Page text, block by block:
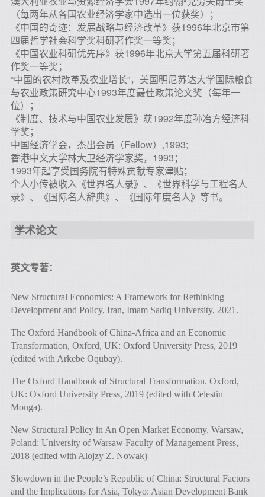
（每两年从各国农业经济学家中选出一位获奖）；
《中国的奇迹：发展战略与经济改革》获1996年北京市第
四届哲学社会科学奖科研著作奖一等奖；
《中国农业科研优先序》获1996年北京大学第五届科研著
作奖一等奖；
“中国的农村改革及农业增长”，美国明尼苏达大学国际粮食
与农业政策研究中心1993年度最佳政策论文奖（每年一
位）；
《制度、技术与中国农业发展》获1992年度孙冶方经济科
学奖；
中国经济学会，杰出会员（Fellow）,1993;
香港中文大学林大卫经济学家奖，1993；
1993年起享受国务院有特殊贡献专家津贴；
个人小传被收入《世界名人录》、《世界科学与工程名人
录》、《国际名人辞典》、《国际年度名人》等书。
学术论文
英文专著：
New Structural Economics: A Framework for Rethinking
Development and Policy, Iran, Imam Sadiq University, 2021.
The Oxford Handbook of China-Africa and an Economic
Transformation, Oxford, UK: Oxford University Press, 2019
(edited with Arkebe Oqubay).
The Oxford Handbook of Structural Transformation. Oxford,
UK: Oxford University Press, 2019 (edited with Celestin
Monga).
New Structural Policy in An Open Market Economy, Warsaw,
Poland: University of Warsaw Faculty of Management Press,
2018 (edited with Alojzy Z. Nowak)
Slowdown in the People’s Republic of China: Structural Factors
and the Implications for Asia, Tokyo: Asian Development Bank